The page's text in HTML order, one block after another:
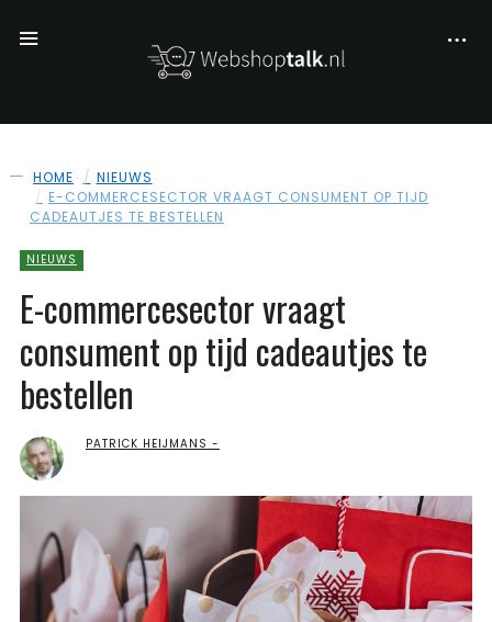
HOME
NIEUWS
E-COMMERCESECTOR VRAAGT CONSUMENT OP TIJD
CADEAUTJES TE BESTELLEN
NIEUWS
E-commercesector vraagt
consument op tijd cadeautjes te
bestellen
PATRICK HEIJMANS